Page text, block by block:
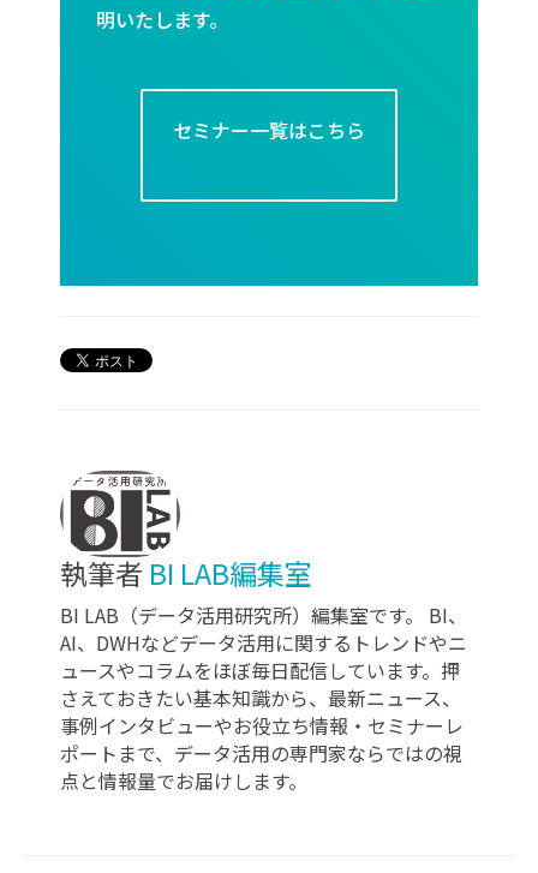
明いたします。
セミナー一覧はこちら
執筆者 BI LAB編集室
BI LAB（データ活用研究所）編集室です。 BI、
AI、DWHなどデータ活用に関するトレンドやニ
ュースやコラムをほぼ毎日配信しています。押
さえておきたい基本知識から、最新ニュース、
事例インタビューやお役立ち情報・セミナーレ
ポートまで、データ活用の専門家ならではの視
点と情報量でお届けします。